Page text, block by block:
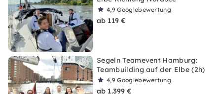
4,9Googlebewertung
ab 119 €
Segeln Teamevent Hamburg:
Teambuilding auf der Elbe (2h)
4,9Googlebewertung
ab 1.399 €